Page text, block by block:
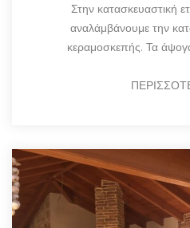
Στην κατασκευαστική
αναλάμβάνουμε την
κεραμοσκεπής. Τα